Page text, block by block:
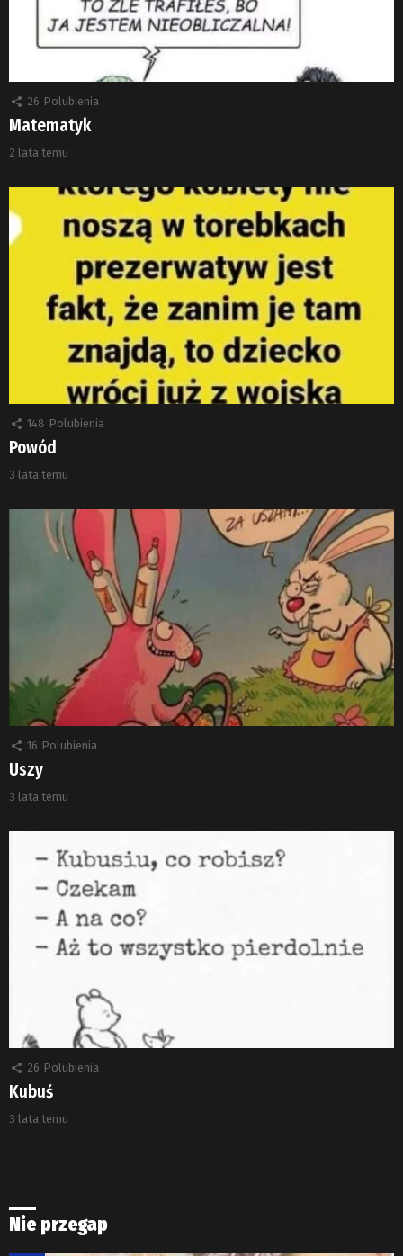
26 Polubienia
Matematyk
2 lata temu
148 Polubienia
Powód
3 lata temu
16 Polubienia
Uszy
3 lata temu
26 Polubienia
Kubuś
3 lata temu
Nie przegap